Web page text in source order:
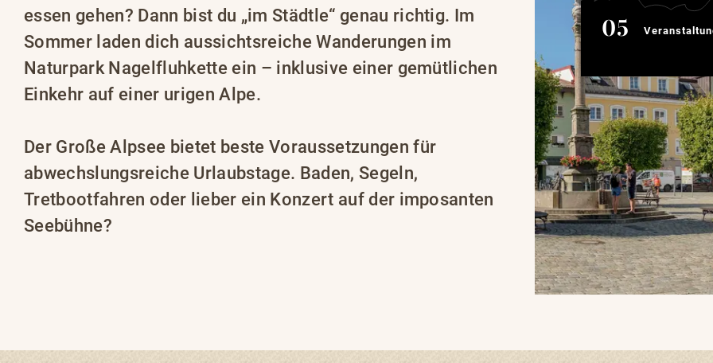
essen gehen? Dann bist du „im Städtle“ genau richtig. Im
Sommer laden dich aussichtsreiche Wanderungen im
Naturpark Nagelfluhkette ein – inklusive einer gemütlichen
Einkehr auf einer urigen Alpe.
Der Große Alpsee bietet beste Voraussetzungen für
abwechslungsreiche Urlaubstage. Baden, Segeln,
Tretbootfahren oder lieber ein Konzert auf der imposanten
Seebühne?
Veranstaltungs-